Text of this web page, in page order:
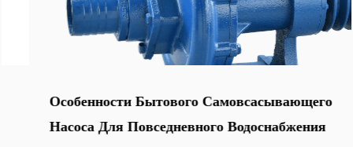
Особенности Бытового Самовсасывающего
Насоса Для Повседневного Водоснабжения